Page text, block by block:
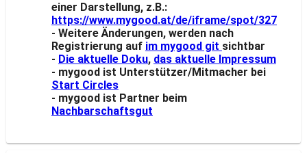
einer Darstellung, z.B.:
https://www.mygood.at/de/iframe/spot/327
- Weitere Änderungen, werden nach
Registrierung auf im mygood git sichtbar
- Die aktuelle Doku, das aktuelle Impressum
- mygood ist Unterstützer/Mitmacher bei
Start Circles
- mygood ist Partner beim
Nachbarschaftsgut